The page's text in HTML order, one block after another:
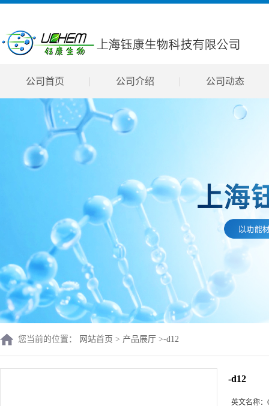
公司首页 公司介绍 公司动态
您当前的位置： 网站首页 > 产品展厅 >-d12
-d12
英文名称：